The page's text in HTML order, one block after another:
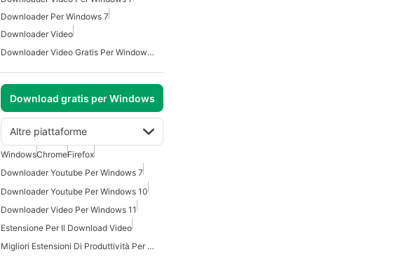
Downloader Per Windows 7
Downloader Video
Downloader Video Gratis Per Windows 7
Download gratis per Windows
Altre piattaforme
WindowsChromeFirefox
Downloader Youtube Per Windows 7
Downloader Youtube Per Windows 10
Downloader Video Per Windows 11
Estensione Per Il Download Video
Migliori Estensioni Di Produttività Per Chrome